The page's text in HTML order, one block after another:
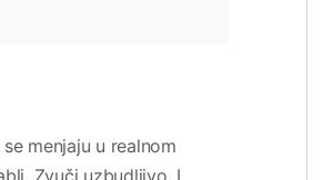
menjaju u realnom
Zvuči uzbudljivo. I